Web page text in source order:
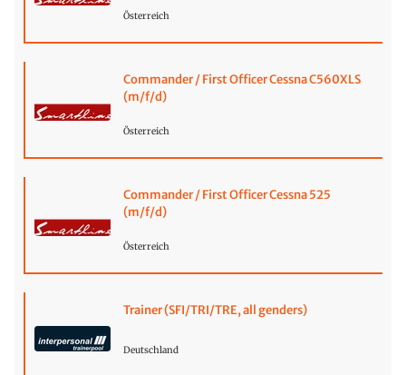
Österreich
Commander / First Officer Cessna C560XLS
(m/f/d)
Österreich
Commander / First Officer Cessna 525
(m/f/d)
Österreich
Trainer (SFI/TRI/TRE, all genders)
Deutschland